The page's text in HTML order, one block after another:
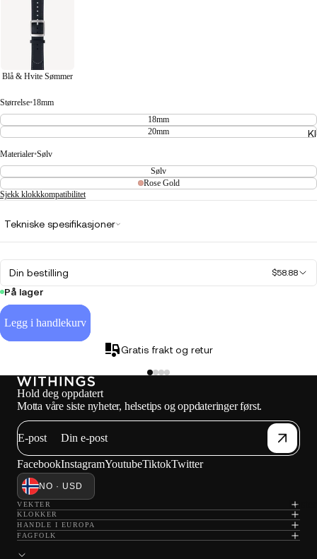
Blå & Hvite Sømmer
Størrelse•18mm
18mm
20mm
Materialer•Sølv
Sølv
Rose Gold
Sjekk klokkkompatibilitet
Tekniske spesifikasjoner
Din bestilling $58.88
På lager
Legg i handlekurv
Gratis frakt og retur
Hold deg oppdatert
Motta våre siste nyheter, helsetips og oppdateringer først.
E-post
FacebookInstagramYoutubeTiktokTwitter
NO · USD
VEKTER
KLOKKER
HANDLE I EUROPA
FAGFOLK